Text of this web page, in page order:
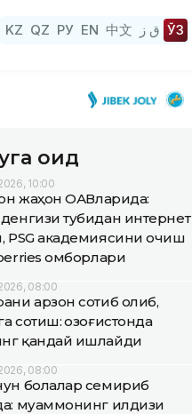
KZ QZ РУ EN 中文 ق ز ЎЗ
оид
10:00
жаҳон ОАВларида:
тубидан интернет
PSG академиясини очиш
омборлари
08:00
арзон сотиб олиб,
сотиш: Қозоғистонда
қандай ишлайди
08:00
болалар семириб
муаммонинг илдизи